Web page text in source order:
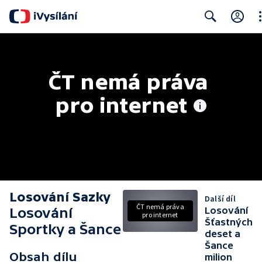
ČT nemá práva
pro internet
Losování Sazky
Losování
Sportky a Šance
Obsah dílu
ČT nemá práva
pro internet
Další díl
Losování
Šťastných
deset a
Šance
milion